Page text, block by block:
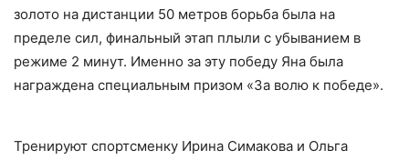
золото на дистанции 50 метров борьба была на
пределе сил, финальный этап плыли с убыванием в
режиме 2 минут. Именно за эту победу Яна была
награждена специальным призом «За волю к победе».
Тренируют спортсменку Ирина Симакова и Ольга